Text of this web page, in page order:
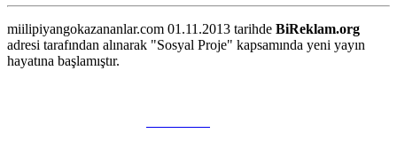
miilipiyangokazananlar.com 01.11.2013 tarihde BiReklam.org
adresi tarafından alınarak "Sosyal Proje" kapsamında yeni yayın
hayatına başlamıştır.